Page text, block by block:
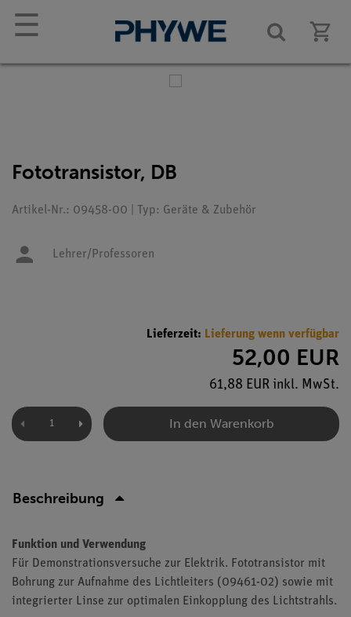
☰
Fototransistor, DB
Artikel-Nr.: 09458-00 | Typ: Geräte & Zubehör
Lehrer/Professoren
Lieferzeit: Lieferung wenn verfügbar
52,00 EUR
61,88 EUR inkl. MwSt.
In den Warenkorb
Beschreibung
Funktion und Verwendung
Für Demonstrationsversuche zur Elektrik. Fototransistor mit
Bohrung zur Aufnahme des Lichtleiters (09461-02) sowie mit
integrierter Linse zur optimalen Einkopplung des Lichtstrahls.